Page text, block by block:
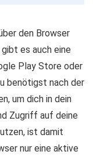
den Browser
es auch eine
Play Store oder
benötigst nach der
um dich in dein
Zugriff auf deine
ist damit
nur eine aktive